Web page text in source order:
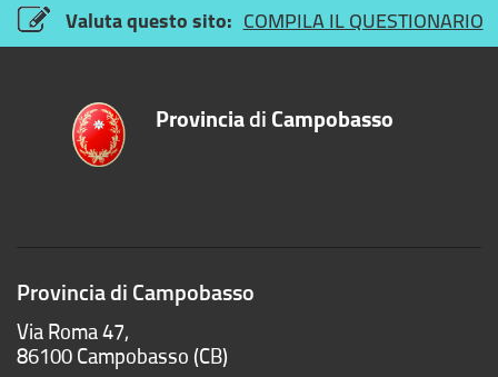
Valuta questo sito: COMPILA IL QUESTIONARIO
ProvinciadiCampobasso
Provincia di Campobasso
Via Roma 47,
86100 Campobasso (CB)